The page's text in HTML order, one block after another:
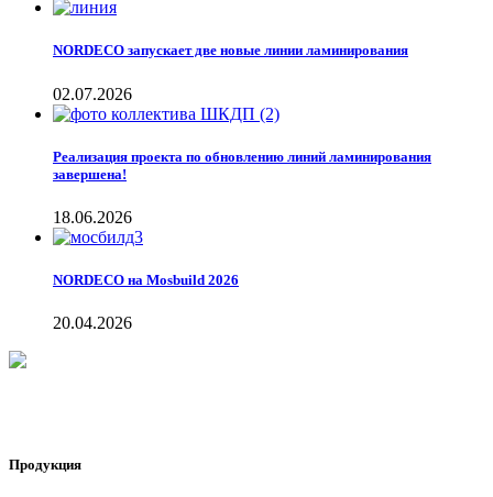
NORDECO запускает две новые линии ламинирования
02.07.2026
Реализация проекта по обновлению линий ламинирования
завершена!
18.06.2026
NORDECO на Mosbuild 2026
20.04.2026
Продукция